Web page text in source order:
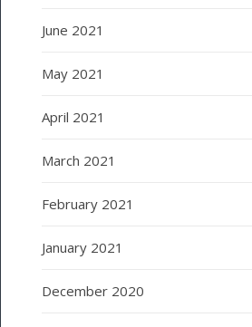
June 2021
May 2021
April 2021
March 2021
February 2021
January 2021
December 2020